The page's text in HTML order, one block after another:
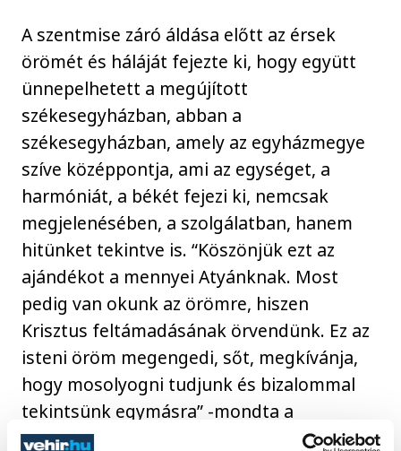
A szentmise záró áldása előtt az érsek
örömét és háláját fejezte ki, hogy együtt
ünnepelhetett a megújított
székesegyházban, abban a
székesegyházban, amely az egyházmegye
szíve középpontja, ami az egységet, a
harmóniát, a békét fejezi ki, nemcsak
megjelenésében, a szolgálatban, hanem
hitünket tekintve is. “Köszönjük ezt az
ajándékot a mennyei Atyánknak. Most
pedig van okunk az örömre, hiszen
Krisztus feltámadásának örvendünk. Ez az
isteni öröm megengedi, sőt, megkívánja,
hogy mosolyogni tudjunk és bizalommal
tekintsünk egymásra” -mondta a
főpásztor.